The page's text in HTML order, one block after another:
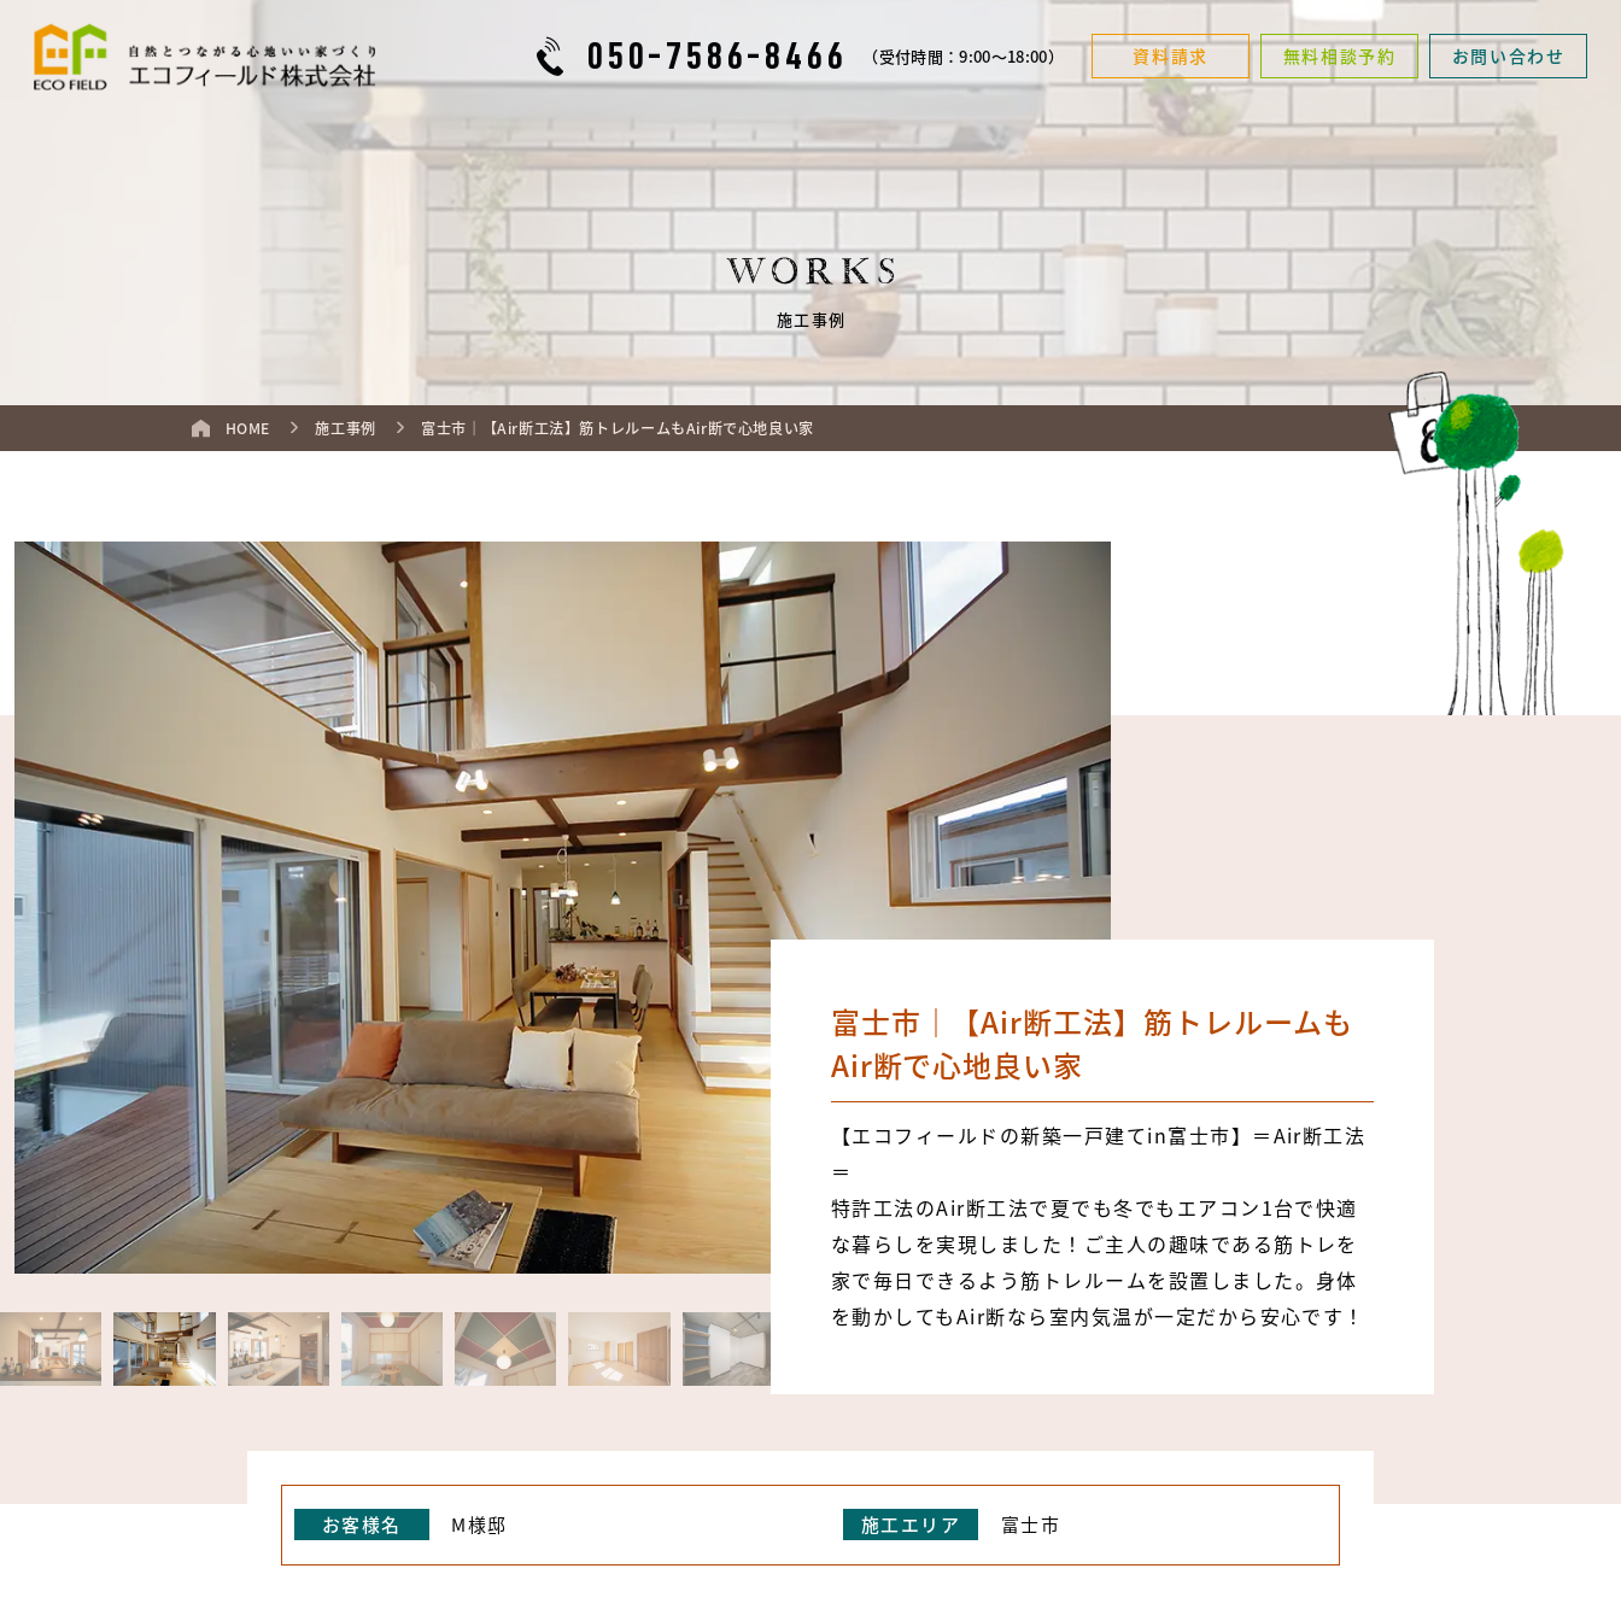
050-7586-8466 （受付時間：9:00～18:00） 資料請求 無料相談予約 お問い合わせ
WORKS
施工事例
HOME 施工事例 富士市｜【Air断工法】筋トレルームもAir断で心地良い家
富士市｜【Air断工法】筋トレルームも
Air断で心地良い家
【エコフィールドの新築一戸建てin富士市】＝Air断工法
＝
特許工法のAir断工法で夏でも冬でもエアコン1台で快適
な暮らしを実現しました！ご主人の趣味である筋トレを
家で毎日できるよう筋トレルームを設置しました。身体
を動かしてもAir断なら室内気温が一定だから安心です！
お客様名 M様邸 施工エリア 富士市